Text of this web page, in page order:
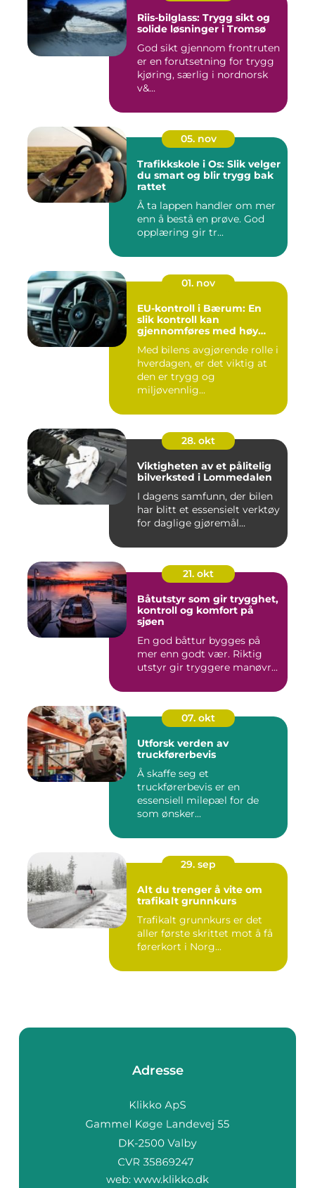
Riis-bilglass: Trygg sikt og
solide løsninger i Tromsø
God sikt gjennom frontruten
er en forutsetning for trygg
kjøring, særlig i nordnorsk
v&...
05. nov
Trafikkskole i Os: Slik velger
du smart og blir trygg bak
rattet
Å ta lappen handler om mer
enn å bestå en prøve. God
opplæring gir tr...
01. nov
EU-kontroll i Bærum: En
slik kontroll kan
gjennomføres med høy
Med bilens avgjørende rolle i
hverdagen, er det viktig at
den er trygg og
miljøvennlig...
28. okt
Viktigheten av et pålitelig
bilverksted i Lommedalen
I dagens samfunn, der bilen
har blitt et essensielt verktøy
for daglige gjøremål...
21. okt
Båtutstyr som gir trygghet,
kontroll og komfort på
sjøen
En god båttur bygges på
mer enn godt vær. Riktig
utstyr gir tryggere manøvr...
07. okt
Utforsk verden av
truckførerbevis
Å skaffe seg et
truckførerbevis er en
essensiell milepæl for de
som ønsker...
29. sep
Alt du trenger å vite om
trafikalt grunnkurs
Trafikalt grunnkurs er det
aller første skrittet mot å få
førerkort i Norg...
Adresse
web: www.klikko.dk